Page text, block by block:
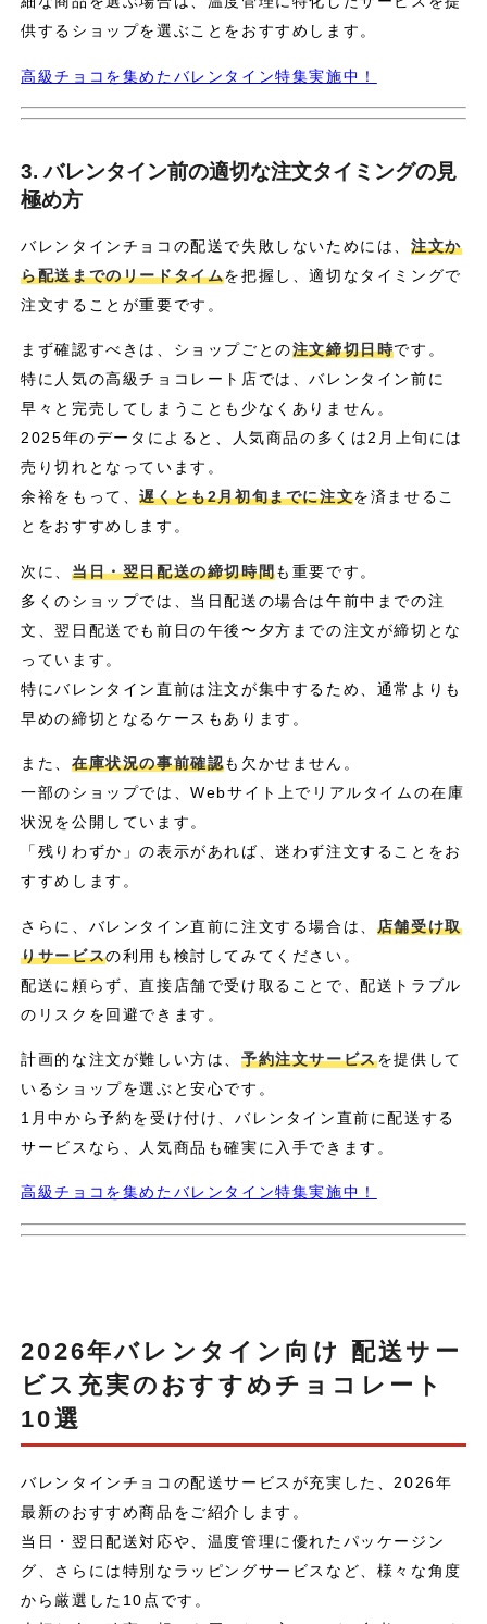
供するショップを選ぶことをおすすめします。
高級チョコを集めたバレンタイン特集実施中！
3. バレンタイン前の適切な注文タイミングの見
極め方
バレンタインチョコの配送で失敗しないためには、 注文か
ら配送までのリードタイムを把握し、適切なタイミングで
注文することが重要です。
まず確認すべきは、ショップごとの注文締切日時です。
特に人気の高級チョコレート店では、バレンタイン前に
早々と完売してしまうことも少なくありません。
2025年のデータによると、人気商品の多くは2月上旬には
売り切れとなっています。
余裕をもって、遅くとも2月初旬までに注文を済ませるこ
とをおすすめします。
次に、 当日・翌日配送の締切時間も重要です。
多くのショップでは、当日配送の場合は午前中までの注
文、翌日配送でも前日の午後〜夕方までの注文が締切とな
っています。
特にバレンタイン直前は注文が集中するため、通常よりも
早めの締切となるケースもあります。
また、 在庫状況の事前確認も欠かせません。
一部のショップでは、Webサイト上でリアルタイムの在庫
状況を公開しています。
「残りわずか」の表示があれば、迷わず注文することをお
すすめします。
さらに、バレンタイン直前に注文する場合は、 店舗受け取
りサービスの利用も検討してみてください。
配送に頼らず、直接店舗で受け取ることで、配送トラブル
のリスクを回避できます。
計画的な注文が難しい方は、 予約注文サービスを提供して
いるショップを選ぶと安心です。
1月中から予約を受け付け、バレンタイン直前に配送する
サービスなら、人気商品も確実に入手できます。
高級チョコを集めたバレンタイン特集実施中！
2026年バレンタイン向け 配送サー
ビス充実のおすすめチョコレート
10選
バレンタインチョコの配送サービスが充実した、2026年
最新のおすすめ商品をご紹介します。
当日・翌日配送対応や、温度管理に優れたパッケージン
グ、さらには特別なラッピングサービスなど、様々な角度
から厳選した10点です。